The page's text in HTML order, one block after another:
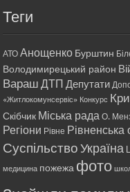
Теги
АТО Анощенко Бурштин
Володимирецький район
Вараш ДТП Депутати
«Житлокомунсервіс» Конкурс
Скібчик Міська рада О.
Регіони Рівне Рівненська
Суспільство Україна
медицина пожежа фото